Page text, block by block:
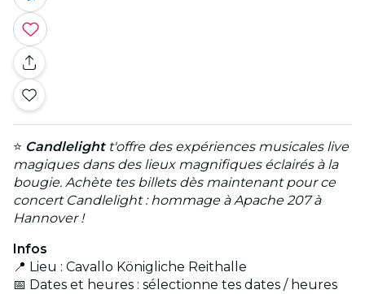
⭐ Candlelightt'offre des expériences musicales live
magiques dans des lieux magnifiques éclairés à la
bougie. Achète tes billets dès maintenant pour ce
concert Candlelight : hommage à Apache 207 à
Hannover !
Infos
📍 Lieu : Cavallo Königliche Reithalle
📅 Dates et heures : sélectionne tes dates / heures